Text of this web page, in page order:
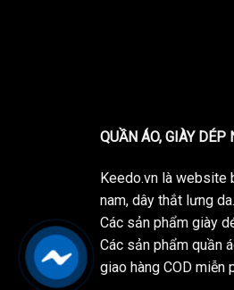
QUẦN ÁO, GIÀY DÉP
Keedo.vn là website
nam, dây thắt lưng
Các sản phẩm giày
Các sản phẩm quần
giao hàng COD